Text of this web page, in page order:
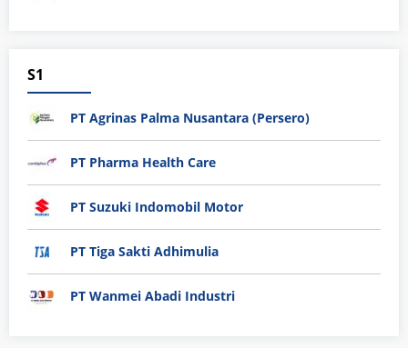
S1
PT Agrinas Palma Nusantara (Persero)
PT Pharma Health Care
PT Suzuki Indomobil Motor
PT Tiga Sakti Adhimulia
PT Wanmei Abadi Industri